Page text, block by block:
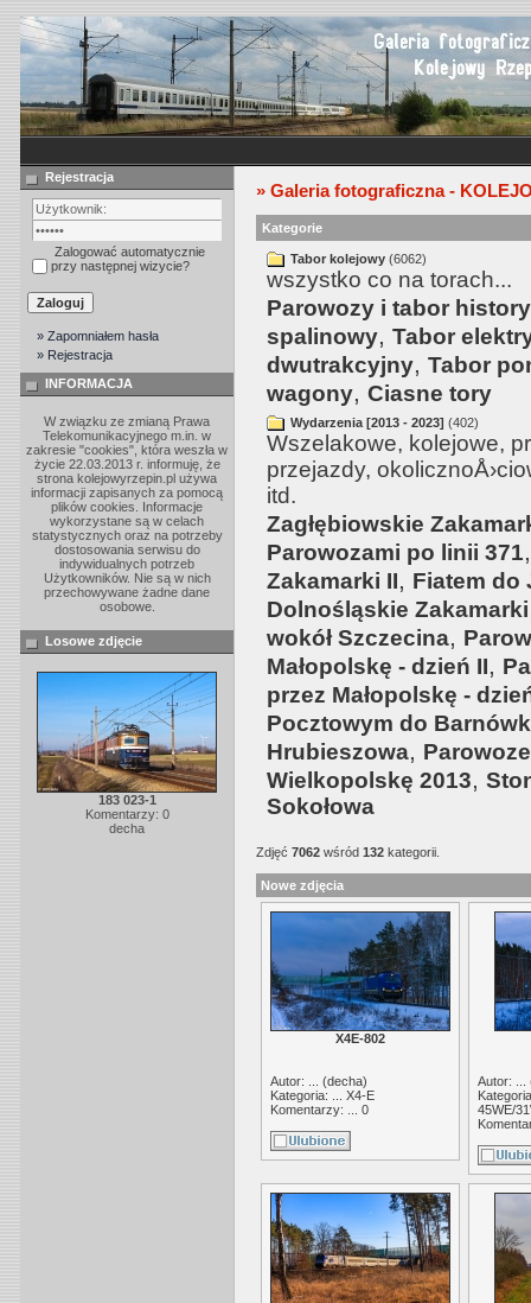
Rejestracja
Zalogować automatycznie
przy następnej wizycie?
» Zapomniałem hasła
» Rejestracja
INFORMACJA
W związku ze zmianą Prawa
Telekomunikacyjnego m.in. w
zakresie "cookies", która weszła w
życie 22.03.2013 r. informuję, że
strona kolejowyrzepin.pl używa
informacji zapisanych za pomocą
plików cookies. Informacje
wykorzystane są w celach
statystycznych oraz na potrzeby
dostosowania serwisu do
indywidualnych potrzeb
Użytkowników. Nie są w nich
przechowywane żadne dane
osobowe.
Losowe zdjęcie
183 023-1
Komentarzy: 0
decha
» Galeria fotograficzna -
Kategorie
Tabor kolejowy (6062)
wszystko co na torach...
Parowozy i tabor
spalinowy, Tabor
dwutrakcyjny, Tabor
wagony, Ciasne tory
Wydarzenia [2013 - 2023] (402)
Wszelakowe, kolejowe,
przejazdy,
itd.
Zagłębiowskie
Parowozami po linii 371
Zakamarki II, Fiatem do
Dolnośląskie Zakamarki
wokół Szczecina,
Małopolskę - dzień II,
przez Małopolskę -
Pocztowym do
Hrubieszowa,
Wielkopolskę 2013,
Sokołowa
Zdjęć 7062 wśród 132 kategorii.
Nowe zdjęcia
X4E-802
Autor: ... (decha)
Kategoria: ... X4-E
Komentarzy: ... 0
Autor: ...
45WE/